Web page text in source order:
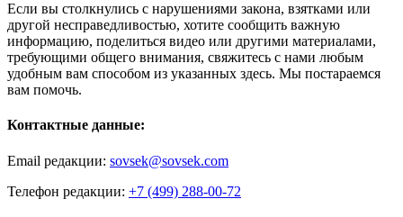
Если вы столкнулись с нарушениями закона, взятками или
другой несправедливостью, хотите сообщить важную
информацию, поделиться видео или другими материалами,
требующими общего внимания, свяжитесь с нами любым
удобным вам способом из указанных здесь. Мы постараемся
вам помочь.
Контактные данные:
Email редакции: sovsek@sovsek.com
Телефон редакции: +7 (499) 288-00-72